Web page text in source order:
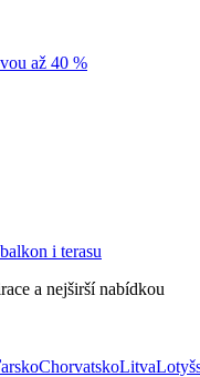
až 40 %
i terasu
a nejširší nabídkou
ChorvatskoLitva